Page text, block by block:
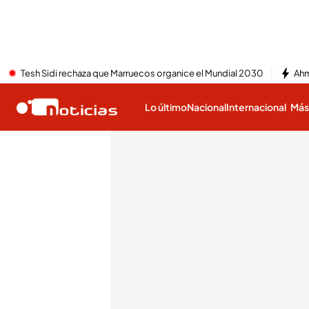
Tesh Sidi rechaza que Marruecos organice el Mundial 2030
Lo últimoNacionalInternacional Más